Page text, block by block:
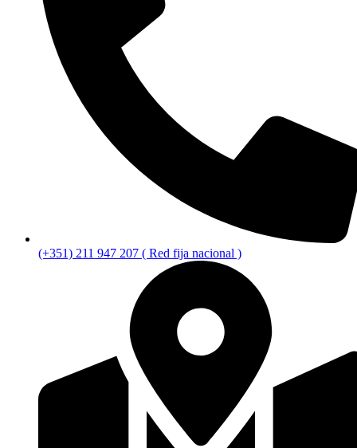
(+351) 211 947 207 ( Red fija nacional )